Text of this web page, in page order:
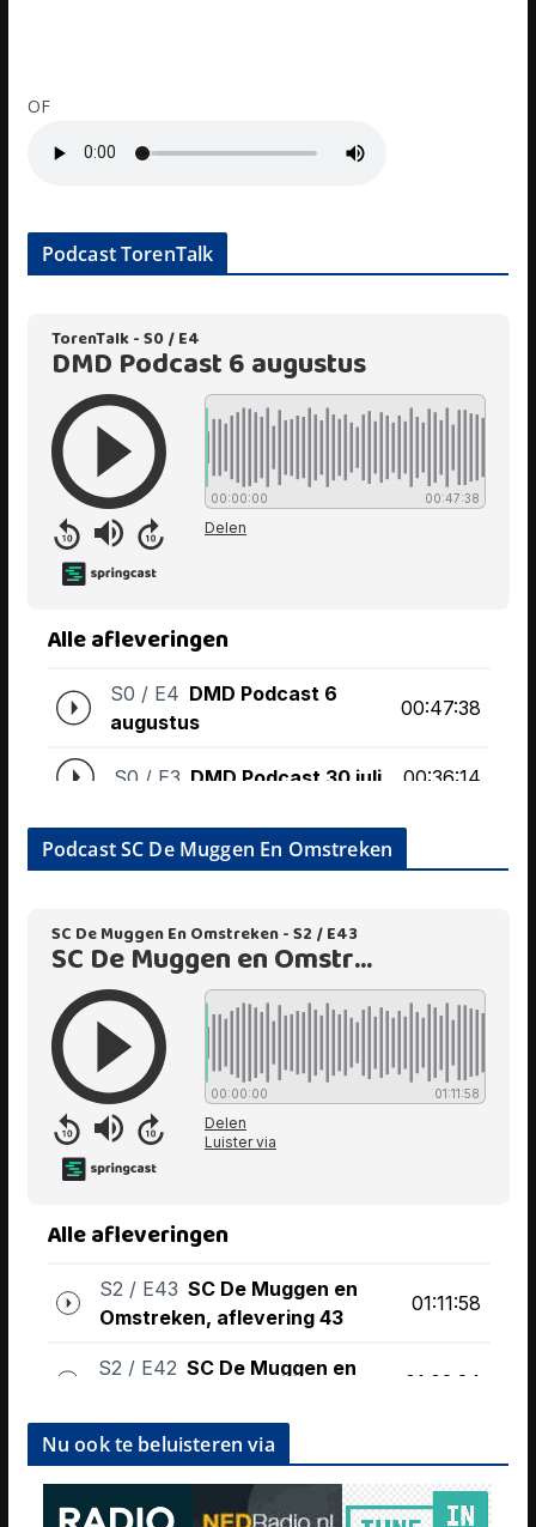
OF
Podcast TorenTalk
Podcast SC De Muggen En Omstreken
Nu ook te beluisteren via